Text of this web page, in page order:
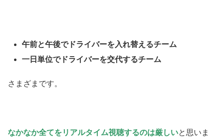
午前と午後でドライバーを入れ替えるチーム
一日単位でドライバーを交代するチーム
さまざまです。
なかなか全てをリアルタイム視聴するのは厳しいと思いま